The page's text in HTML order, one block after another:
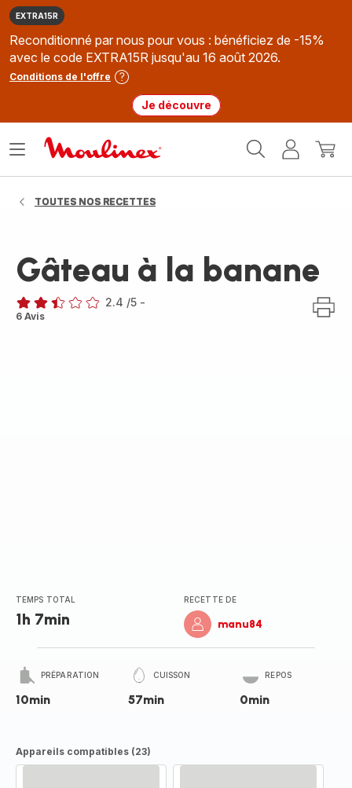
EXTRA15R
Reconditionné par nous pour vous : bénéficiez de -15%
avec le code EXTRA15R jusqu'au 16 août 2026.
Conditions de l'offre
Je découvre
MonMon
Ouvrir
TOUTES NOS RECETTES
Gâteau à la banane
ratings.2.4
2.4 /5 -
6 Avis
TEMPS TOTAL
1h 7min
RECETTE DE
manu84
PRÉPARATION
10min
CUISSON
57min
REPOS
0min
Appareils compatibles (23)